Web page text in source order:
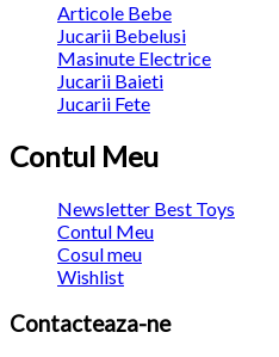
Articole Bebe
Jucarii Bebelusi
Masinute Electrice
Jucarii Baieti
Jucarii Fete
Contul Meu
Newsletter Best Toys
Contul Meu
Cosul meu
Wishlist
Contacteaza-ne